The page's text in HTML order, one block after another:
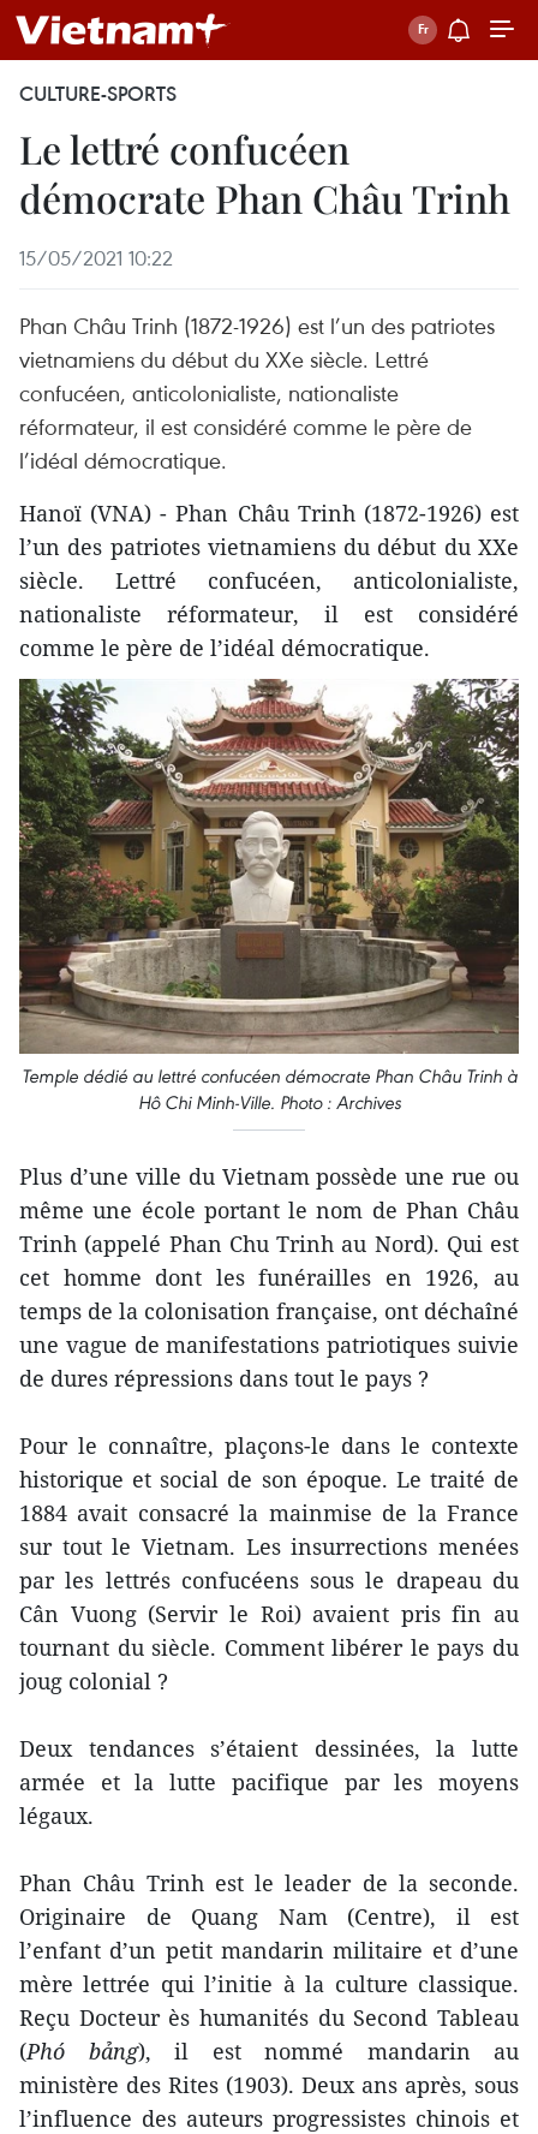
CULTURE-SPORTS
Le lettré confucéen
démocrate Phan Châu Trinh
15/05/2021 10:22
Phan Châu Trinh (1872-1926) est l’un des patriotes
vietnamiens du début du XXe siècle. Lettré
confucéen, anticolonialiste, nationaliste
réformateur, il est considéré comme le père de
l’idéal démocratique.
Hanoï (VNA) - Phan Châu Trinh (1872-1926) est
l’un des patriotes vietnamiens du début du XXe
siècle. Lettré confucéen, anticolonialiste,
nationaliste réformateur, il est considéré
comme le père de l’idéal démocratique.
Temple dédié au lettré confucéen démocrate Phan Châu Trinh à
Hô Chi Minh-Ville. Photo : Archives
Plus d’une ville du Vietnam possède une rue ou
même une école portant le nom de Phan Châu
Trinh (appelé Phan Chu Trinh au Nord). Qui est
cet homme dont les funérailles en 1926, au
temps de la colonisation française, ont déchaîné
une vague de manifestations patriotiques suivie
de dures répressions dans tout le pays ?
Pour le connaître, plaçons-le dans le contexte
historique et social de son époque. Le traité de
1884 avait consacré la mainmise de la France
sur tout le Vietnam. Les insurrections menées
par les lettrés confucéens sous le drapeau du
Cân Vuong (Servir le Roi) avaient pris fin au
tournant du siècle. Comment libérer le pays du
joug colonial ?
Deux tendances s’étaient dessinées, la lutte
armée et la lutte pacifique par les moyens
légaux.
Phan Châu Trinh est le leader de la seconde.
Originaire de Quang Nam (Centre), il est
l’enfant d’un petit mandarin militaire et d’une
mère lettrée qui l’initie à la culture classique.
Reçu Docteur ès humanités du Second Tableau
(Phó bảng), il est nommé mandarin au
ministère des Rites (1903). Deux ans après, sous
l’influence des auteurs progressistes chinois et